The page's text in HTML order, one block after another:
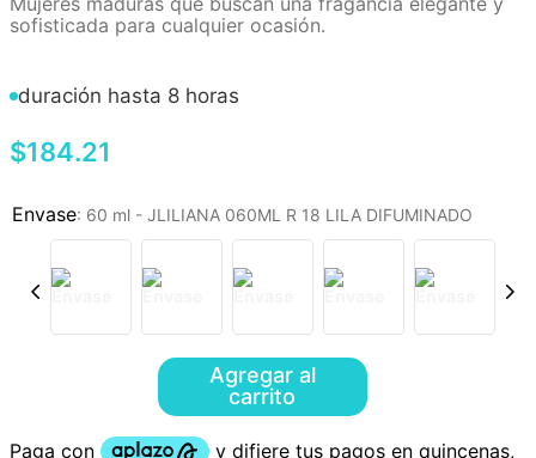
sofisticada para cualquier ocasión.
duración hasta 8 horas
$184.21
: 60 ml - JLILIANA 060ML R 18 LILA DIFUMINADO
Agregar al
carrito